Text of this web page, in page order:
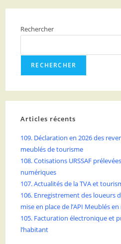
Rechercher
RECHERCHER
Articles récents
109. Déclaration en 2026 des
meublés de tourisme
108. Cotisations URSSAF
numériques
107. Actualités de la TVA et
106. Enregistrement des loueurs
mise en place de l’API Meublés
105. Facturation électronique et
l’habitant